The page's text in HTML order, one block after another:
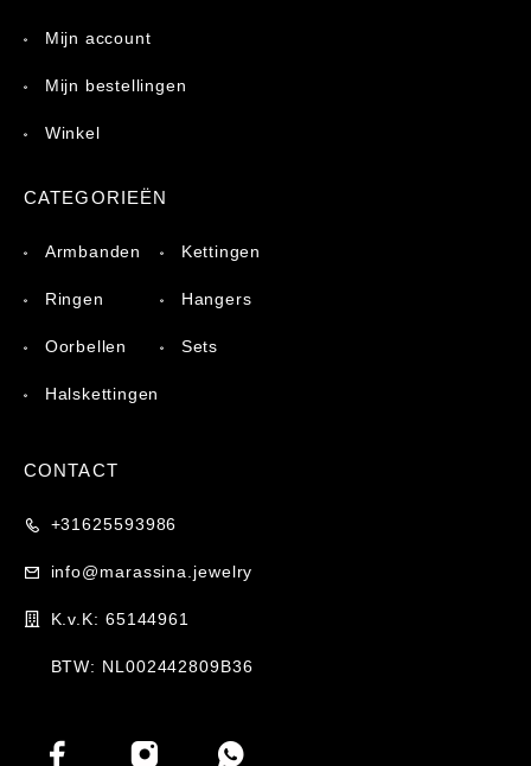
Mijn account
Mijn bestellingen
Winkel
CATEGORIEËN
Armbanden
Ringen
Oorbellen
Halskettingen
Kettingen
Hangers
Sets
CONTACT
+31625593986
info@marassina.jewelry
K.v.K: 65144961
BTW: NL002442809B36